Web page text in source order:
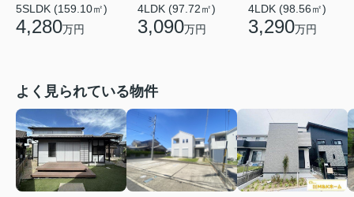
5SLDK (159.10㎡)
4,280万円
4LDK (97.72㎡)
3,090万円
4LDK (98.56㎡)
3,290万円
よく見られている物件